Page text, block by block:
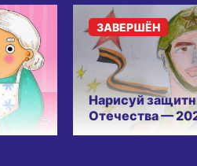
Нарисуй
Отечества —
ЗАВЕРШЁН